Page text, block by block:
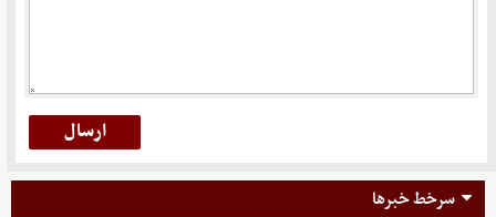
سرخط خبرها